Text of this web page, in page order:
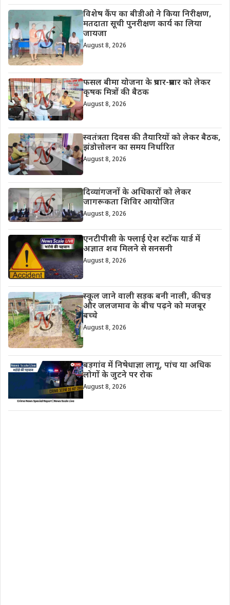
विशेष कैंप का बीडीओ ने किया निरीक्षण,
मतदाता सूची पुनरीक्षण कार्य का लिया
जायजा
August 8, 2026
फसल बीमा योजना के प्रचार-प्रसार को लेकर
कृषक मित्रों की बैठक
August 8, 2026
स्वतंत्रता दिवस की तैयारियों को लेकर बैठक,
झंडोत्तोलन का समय निर्धारित
August 8, 2026
दिव्यांगजनों के अधिकारों को लेकर
जागरूकता शिविर आयोजित
August 8, 2026
एनटीपीसी के फ्लाई ऐश स्टॉक यार्ड में
अज्ञात शव मिलने से सनसनी
August 8, 2026
स्कूल जाने वाली सड़क बनी नाली, कीचड़
और जलजमाव के बीच पढ़ने को मजबूर
बच्चे
August 8, 2026
बड़गांव में निषेधाज्ञा लागू, पांच या अधिक
लोगों के जुटने पर रोक
August 8, 2026